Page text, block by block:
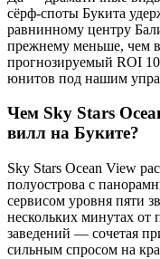
сёрф-споты Букита
равнинному центру
прежнему меньше, чем
прогнозируемый ROI
юнитов под нашим
Чем Sky Stars
вилл на Буките?
Sky Stars Ocean View
полуострова с
сервисом уровня пяти
нескольких минутах
заведений — сочетая
сильным спросом на